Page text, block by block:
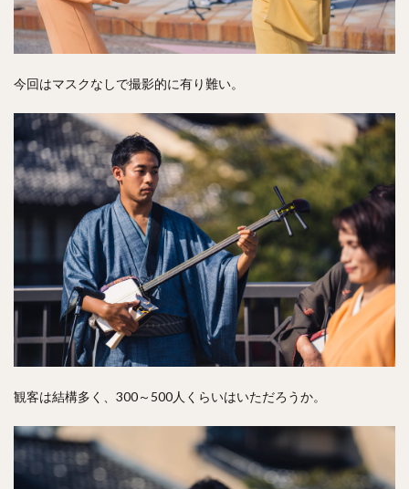
今回はマスクなしで撮影的に有り難い。
観客は結構多く、300～500人くらいはいただろうか。